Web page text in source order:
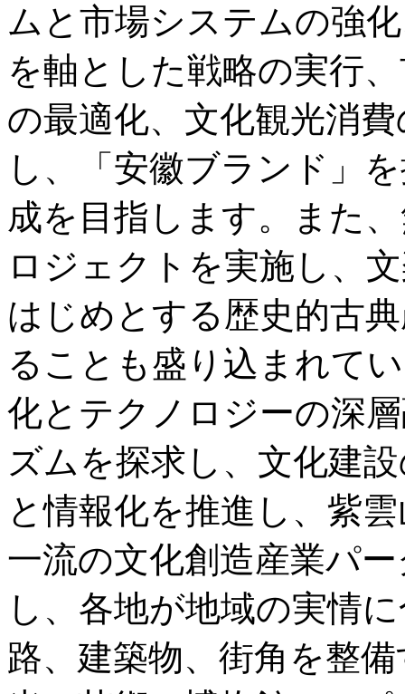
ムと市場システムの強
を軸とした戦略の実行
の最適化、文化観光消
し、「安徽ブランド」
成を目指します。また
ロジェクトを実施し、
はじめとする歴史的古
ることも盛り込まれて
化とテクノロジーの深
ズムを探求し、文化建
と情報化を推進し、紫
一流の文化創造産業パ
し、各地が地域の実情
路、建築物、街角を整